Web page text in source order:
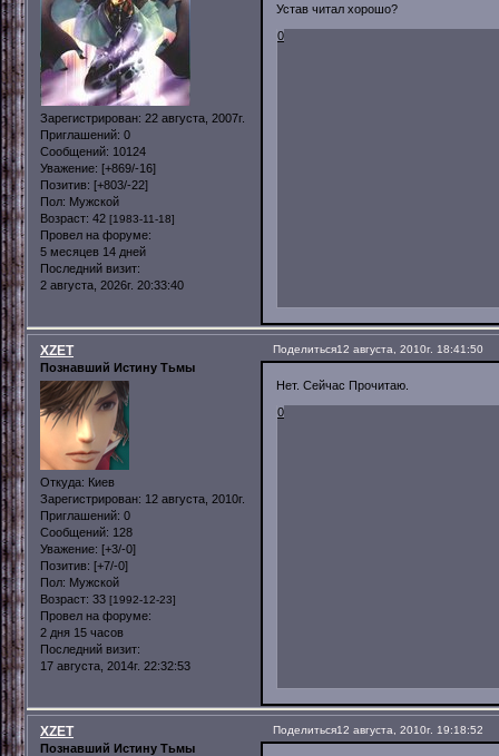
Зарегистрирован: 22 августа, 2007г.
Приглашений: 0
Сообщений: 10124
Уважение: [+869/-16]
Позитив: [+803/-22]
Пол: Мужской
Возраст: 42 [1983-11-18]
Провел на форуме:
5 месяцев 14 дней
Последний визит:
2 августа, 2026г. 20:33:40
Устав читал хорошо?
0
Поделиться12 августа, 2010г. 18:41:50
XZET
Познавший Истину Тьмы
Откуда: Киев
Зарегистрирован: 12 августа, 2010г.
Приглашений: 0
Сообщений: 128
Уважение: [+3/-0]
Позитив: [+7/-0]
Пол: Мужской
Возраст: 33 [1992-12-23]
Провел на форуме:
2 дня 15 часов
Последний визит:
17 августа, 2014г. 22:32:53
Нет. Сейчас Прочитаю.
0
Поделиться12 августа, 2010г. 19:18:52
XZET
Познавший Истину Тьмы